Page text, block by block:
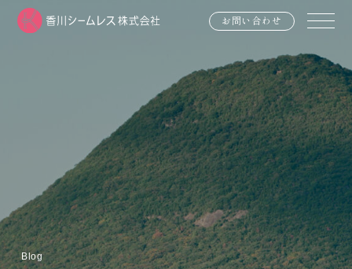
お問い合わせ
Blog